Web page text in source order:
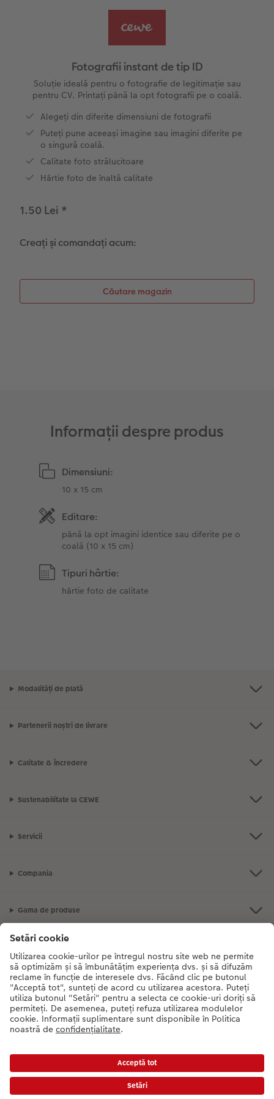
Exemplele clienților
CEWE FOTOCARTE Kids
CEWE FOTOCARTE Art Collection
Accesorii
Nature Prints
Poster Premium
Art Prints
Fotografii standard
Cutii cu fotografii
Sticker instant
Fotografie Aludibond
Fotografie pe Forex
Panou de întâmpinare nuntă
Baghete pentru poster
Hexxas
Bandă foto
Rechizite școlare și de birou
Cutii de cadou
Textile
Art Prints
Povești CEWE
Idei de cadouri pentru cei dragi
Interviuri
Călătorie
Nuntă
Fotografii instant de tip ID
Soluție ideală pentru o fotografie de legitimație sau
pentru CV. Printați până la opt fotografii pe o coală.
Alegeți din diferite dimensiuni de fotografii
Puteți pune aceeași imagine sau imagini diferite pe
o singură coală.
Calitate foto strălucitoare
Hârtie foto de înaltă calitate
1.50 Lei *
Creați și comandați acum:
Căutare magazin
Informații despre produs
Dimensiuni:
10 x 15 cm
Editare:
până la opt imagini identice sau diferite pe o
coală (10 x 15 cm)
Tipuri hârtie:
hârtie foto de calitate
Modalități de plată
Partenerii noștri de livrare
Calitate & Încredere
Sustenabilitate la CEWE
Servicii
Compania
Gama de produse
să ne contactati telefonic:0316 300 693De luni până duminică: 09:00 -
17:30